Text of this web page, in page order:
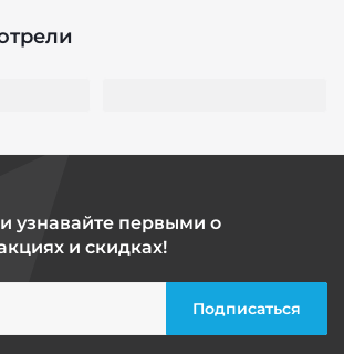
узнавайте первыми о
и скидках!